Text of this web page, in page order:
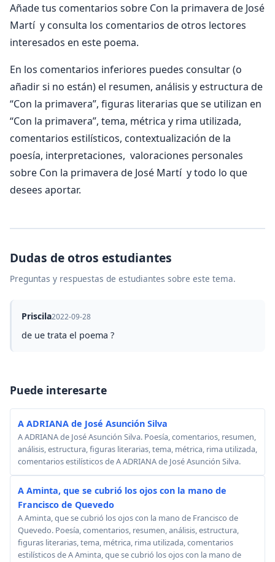
Añade tus comentarios sobre Con la primavera de José
Martí y consulta los comentarios de otros lectores
interesados en este poema.
En los comentarios inferiores puedes consultar (o
añadir si no están) el resumen, análisis y estructura de
“Con la primavera”, figuras literarias que se utilizan en
“Con la primavera”, tema, métrica y rima utilizada,
comentarios estilísticos, contextualización de la
poesía, interpretaciones, valoraciones personales
sobre Con la primavera de José Martí y todo lo que
desees aportar.
Dudas de otros estudiantes
Preguntas y respuestas de estudiantes sobre este tema.
Priscila2022-09-28
de ue trata el poema ?
Puede interesarte
A ADRIANA de José Asunción Silva
A ADRIANA de José Asunción Silva. Poesía, comentarios, resumen,
análisis, estructura, figuras literarias, tema, métrica, rima utilizada,
comentarios estilísticos de A ADRIANA de José Asunción Silva.
A Aminta, que se cubrió los ojos con la mano de
Francisco de Quevedo
A Aminta, que se cubrió los ojos con la mano de Francisco de
Quevedo. Poesía, comentarios, resumen, análisis, estructura,
figuras literarias, tema, métrica, rima utilizada, comentarios
estilísticos de A Aminta, que se cubrió los ojos con la mano de